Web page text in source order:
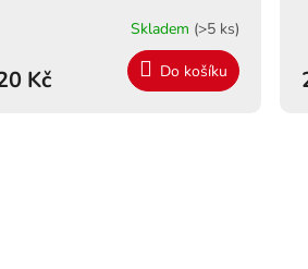
Skladem (>5 ks)
Kč Do košíku